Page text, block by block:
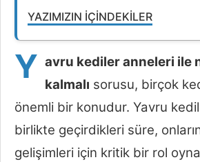
YAZIMIZIN İÇINDEKILER
Y avru kediler anneleri ile
kalmalı sorusu, birçok
önemli bir konudur. Yavru
birlikte geçirdikleri süre, onların
gelişimleri için kritik bir rol